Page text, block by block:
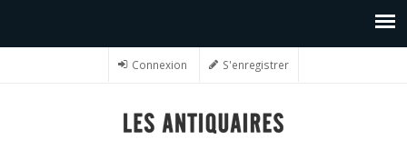
Connexion S'enregistrer